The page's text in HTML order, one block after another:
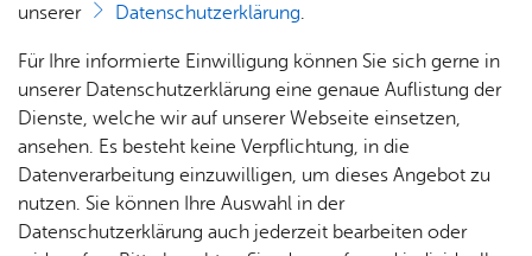
Rat­
haus &
Bür­
ger­
ser­vice
Rat­
häu­ser
Nach­
rich­
ten,
Vi­de­os
& Bil­
der
Me­di­
Jobs
Stel­
len­an­
ge­bo­te
Aus­bil­
dung &
Stu­di­
Bauen
& Um­
welt
Geo­
da­ten
Ge­
sund­
heit &
kum
Ver­an­stal­tun­gen be­an­tra­gen
Kinder unterliegen einem besonderen Schutz. Das gilt
auch für Fälle, in denen Kinder gegen Entgelt einer
Tätigkeit nachgehen sollen.
Sie können Kinder und vollzeitschulpflichtige Jugendliche
unserer
Datenschutzerklärung.
Für Ihre informierte Einwilligung können Sie sich gerne in
unserer Datenschutzerklärung eine genaue Auflistung der
Dienste, welche wir auf unserer Webseite einsetzen,
ansehen. Es besteht keine Verpflichtung, in die
Datenverarbeitung einzuwilligen, um dieses Angebot zu
nutzen. Sie können Ihre Auswahl in der
Datenschutzerklärung auch jederzeit bearbeiten oder